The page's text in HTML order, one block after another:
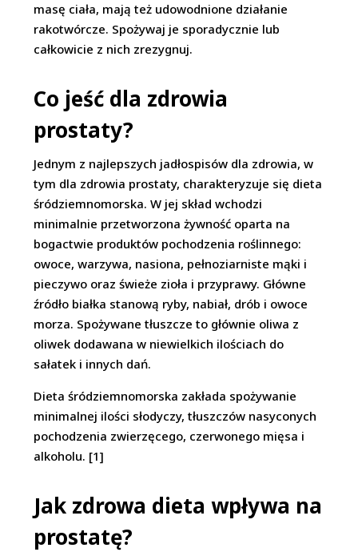
masę ciała, mają też udowodnione działanie
rakotwórcze. Spożywaj je sporadycznie lub
całkowicie z nich zrezygnuj.
Co jeść dla zdrowia
prostaty?
Jednym z najlepszych jadłospisów dla zdrowia, w
tym dla zdrowia prostaty, charakteryzuje się dieta
śródziemnomorska. W jej skład wchodzi
minimalnie przetworzona żywność oparta na
bogactwie produktów pochodzenia roślinnego:
owoce, warzywa, nasiona, pełnoziarniste mąki i
pieczywo oraz świeże zioła i przyprawy. Główne
źródło białka stanową ryby, nabiał, drób i owoce
morza. Spożywane tłuszcze to głównie oliwa z
oliwek dodawana w niewielkich ilościach do
sałatek i innych dań.
Dieta śródziemnomorska zakłada spożywanie
minimalnej ilości słodyczy, tłuszczów nasyconych
pochodzenia zwierzęcego, czerwonego mięsa i
alkoholu. [1]
Jak zdrowa dieta wpływa na
prostatę?